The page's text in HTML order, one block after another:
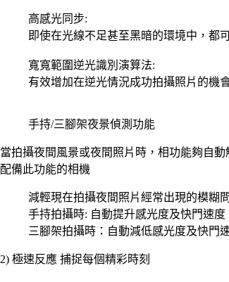
高感光同步:
即使在光線不足甚至黑暗的環境中，都
寬寬範圍逆光識別演算法:
有效增加在逆光情況成功拍攝照片的機
手持/三腳架夜景偵測功能
當拍攝夜間風景或夜間照片時，相功能夠自
配備此功能的相機
減輕現在拍攝夜間照片經常出現的模糊
手持拍攝時: 自動提升感光度及快門速
三腳架拍攝時：自動減低感光度及快門
2) 極速反應 捕捉每個精彩時刻